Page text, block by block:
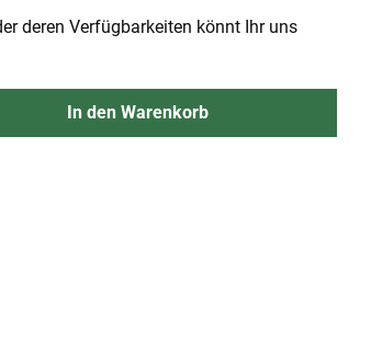
deren Verfügbarkeiten könnt Ihr uns
Wert ein oder benutze die Schaltflächen um die
In den Warenkorb